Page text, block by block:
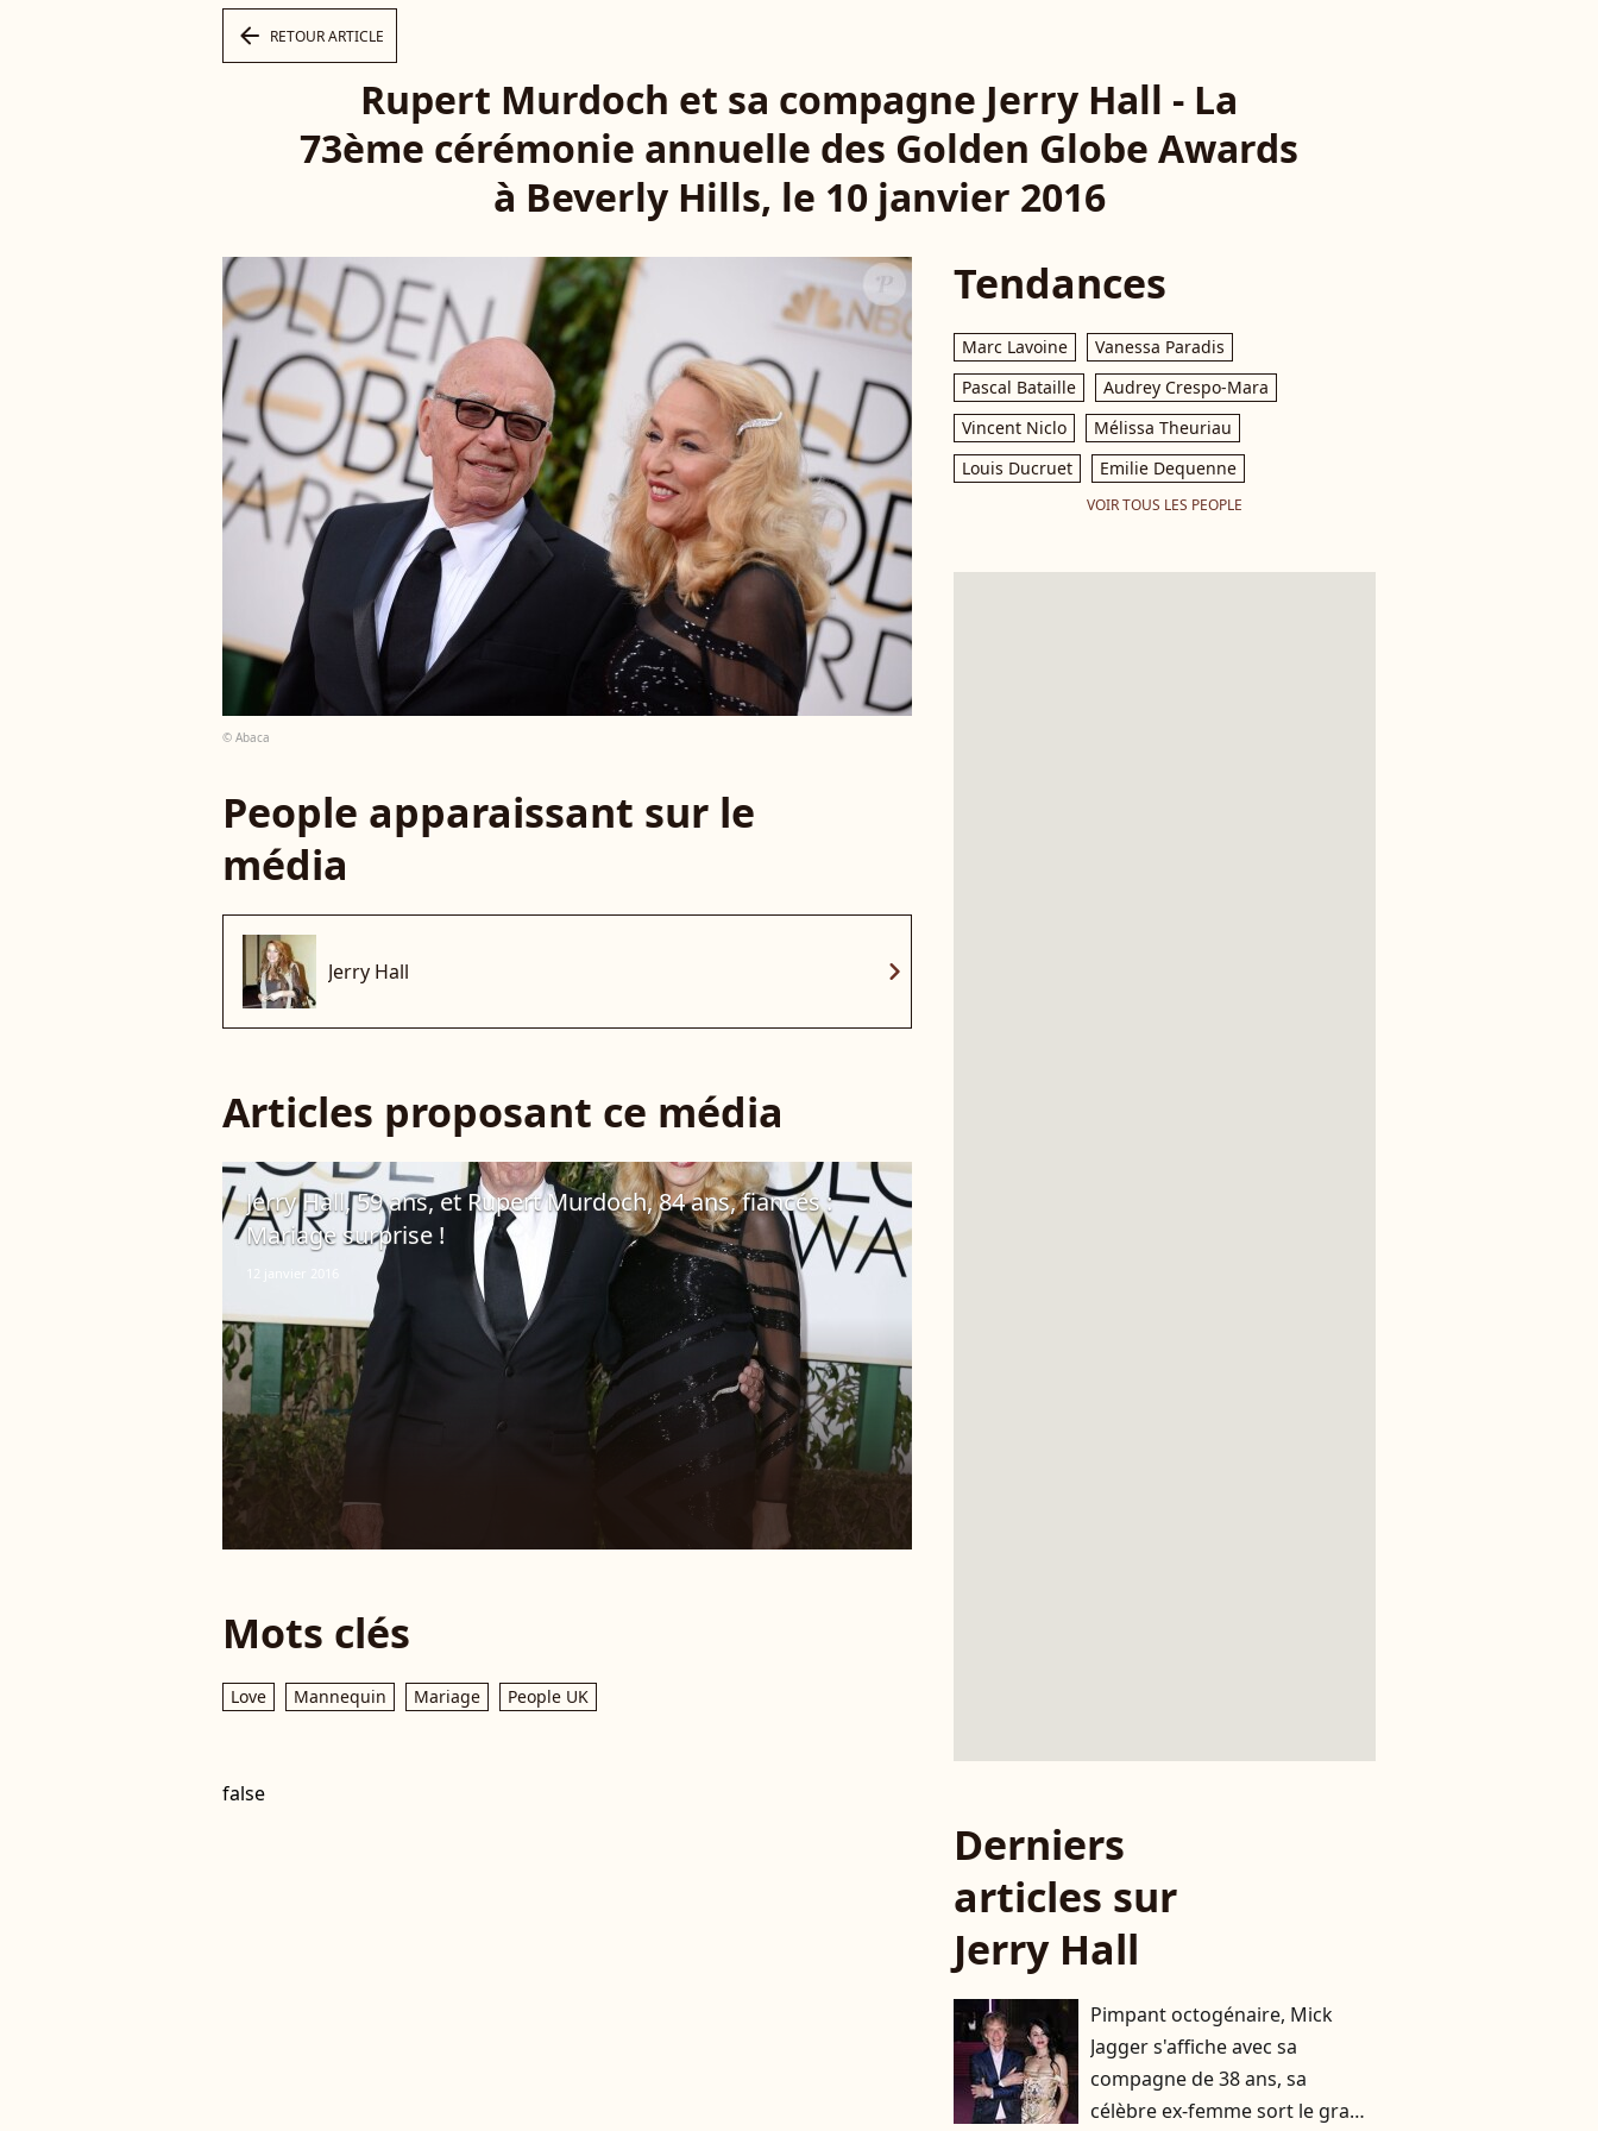
arrow_left RETOUR ARTICLE
Rupert Murdoch et sa compagne Jerry Hall - La
73ème cérémonie annuelle des Golden Globe Awards
à Beverly Hills, le 10 janvier 2016
© Abaca
People apparaissant sur le
média
Jerry Hall chevron_right
Articles proposant ce média
Jerry Hall, 59 ans, et Rupert Murdoch, 84 ans, fiancés :
Mariage surprise !
12 janvier 2016
Mots clés
Love Mannequin Mariage People UK
false
Tendances
Marc Lavoine
Vanessa Paradis
Pascal Bataille
Audrey Crespo-Mara
Vincent Niclo
Mélissa Theuriau
Louis Ducruet
Emilie Dequenne
VOIR TOUS LES PEOPLE
Derniers
articles sur
Jerry Hall
Pimpant octogénaire, Mick
Jagger s'affiche avec sa
compagne de 38 ans, sa
célèbre ex-femme sort le grand